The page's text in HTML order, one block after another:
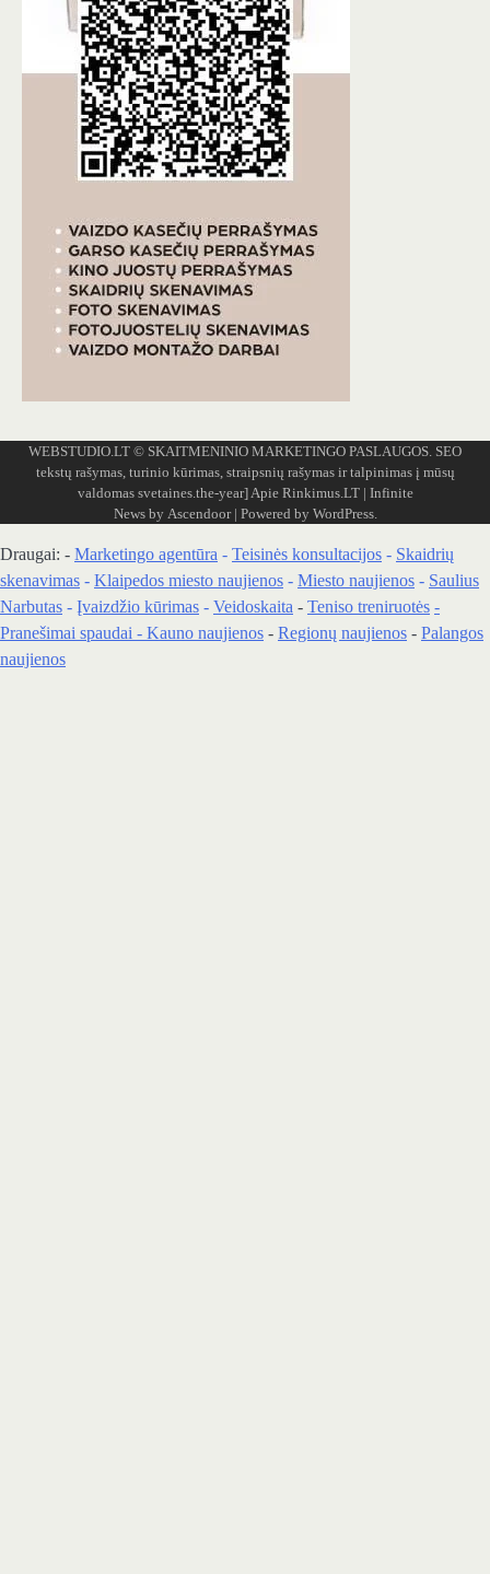
WEBSTUDIO.LT © SKAITMENINIO MARKETINGO PASLAUGOS. SEO
tekstų rašymas, turinio kūrimas, straipsnių rašymas ir talpinimas į mūsų
valdomas svetaines.the-year] Apie Rinkimus.LT| Infinite
News by Ascendoor| Powered by WordPress.
Draugai: - Marketingo agentūra - Teisinės konsultacijos - Skaidrių
skenavimas - Klaipedos miesto naujienos - Miesto naujienos - Saulius
Narbutas - Įvaizdžio kūrimas - Veidoskaita - Teniso treniruotės -
Pranešimai spaudai - Kauno naujienos - Regionų naujienos - Palangos
naujienos